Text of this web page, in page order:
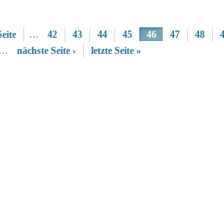
… 42 43 44 45 46 47 48
… nächste Seite › letzte Seite »